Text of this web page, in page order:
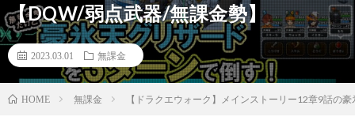
【DQW/弱点武器/無課金勢】
2023.03.01 無課金
HOME 無課金 【ドラクエウォーク】メインストーリー12章9話の